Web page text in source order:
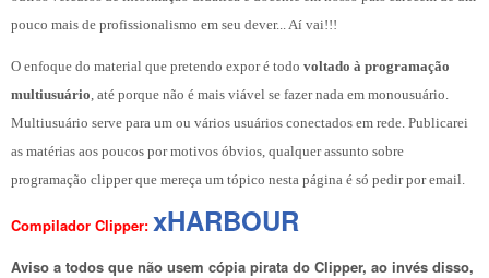
pouco mais de profissionalismo em seu dever... Aí vai!!!
O enfoque do material que pretendo expor é todo voltado à programação
multiusuário, até porque não é mais viável se fazer nada em monousuário.
Multiusuário serve para um ou vários usuários conectados em rede. Publicarei
as matérias aos poucos por motivos óbvios, qualquer assunto sobre
programação clipper que mereça um tópico nesta página é só pedir por email.
Compilador Clipper: xHARBOUR
Aviso a todos que não usem cópia pirata do Clipper, ao invés disso,